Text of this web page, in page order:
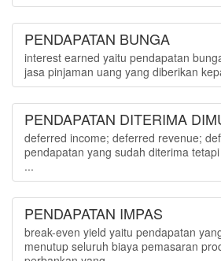
PENDAPATAN BUNGA
interest earned yaitu pendapatan
jasa pinjaman uang yang diberikan
PENDAPATAN DITERIMA
deferred income; deferred revenue;
pendapatan yang sudah diterima
...
PENDAPATAN IMPAS
break-even yield yaitu pendapatan
menutup seluruh biaya pemasaran